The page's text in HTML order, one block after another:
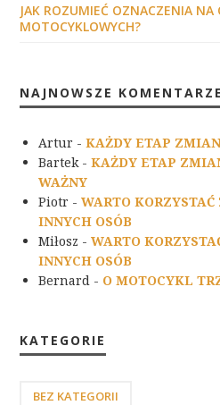
JAK ROZUMIEĆ OZNACZENIA NA
MOTOCYKLOWYCH?
NAJNOWSZE KOMENTARZE
Artur -KAŻDY ETAP
Bartek-KAŻDY ETAP
WAŻNY
Piotr -WARTO
INNYCH OSÓB
Miłosz -WARTO
INNYCH OSÓB
Bernard - O MOTOCYKL
KATEGORIE
BEZ KATEGORII